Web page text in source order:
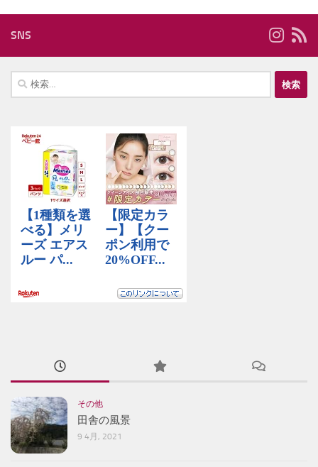
SNS
検
索:
その他
田舎の風景
9 4月, 2021